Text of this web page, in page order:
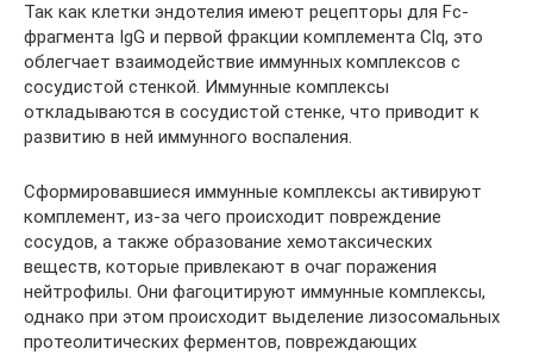
Так как клетки эндотелия имеют рецепторы для Fc-
фрагмента IgG и первой фракции комплемента Clq, это
облегчает взаимодействие иммунных комплексов с
сосудистой стенкой. Иммунные комплексы
откладываются в сосудистой стенке, что приводит к
развитию в ней иммунного воспаления.
Сформировавшиеся иммунные комплексы активируют
комплемент, из-за чего происходит повреждение
сосудов, а также образование хемотаксических
веществ, которые привлекают в очаг поражения
нейтрофилы. Они фагоцитируют иммунные комплексы,
однако при этом происходит выделение лизосомальных
протеолитических ферментов, повреждающих